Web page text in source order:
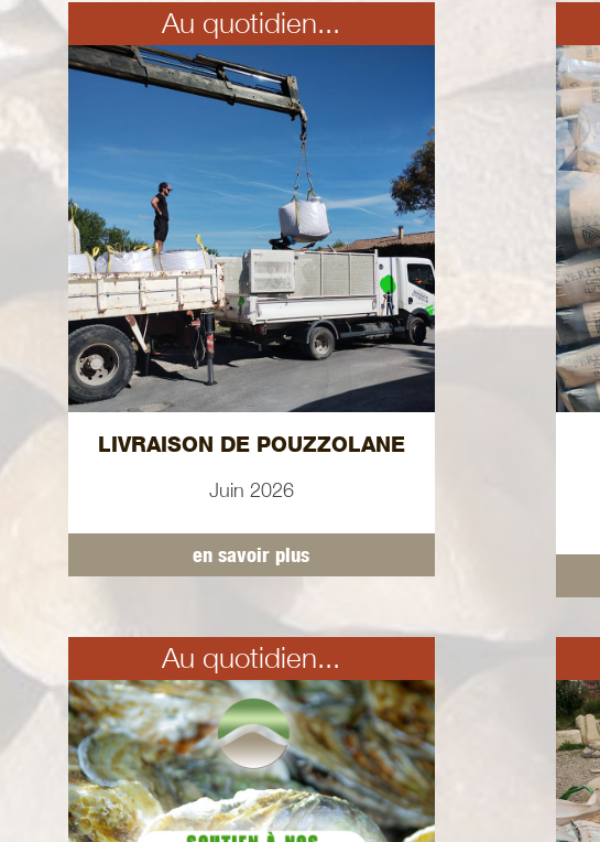
Au quotidien...
LIVRAISON DE POUZZOLANE
Juin 2026
en savoir plus
Au quotidien...